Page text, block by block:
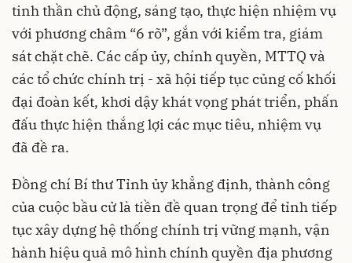
tinh thần chủ động, sáng tạo, thực hiện nhiệm vụ
với phương châm “6 rõ”, gắn với kiểm tra, giám
sát chặt chẽ. Các cấp ủy, chính quyền, MTTQ và
các tổ chức chính trị - xã hội tiếp tục củng cố khối
đại đoàn kết, khơi dậy khát vọng phát triển, phấn
đấu thực hiện thắng lợi các mục tiêu, nhiệm vụ
đã đề ra.
Đồng chí Bí thư Tỉnh ủy khẳng định, thành công
của cuộc bầu cử là tiền đề quan trọng để tỉnh tiếp
tục xây dựng hệ thống chính trị vững mạnh, vận
hành hiệu quả mô hình chính quyền địa phương